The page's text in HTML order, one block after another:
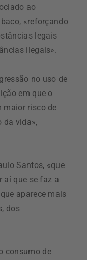
ao
«reforçando
legais
ilegais».
no uso de
em que o
maior risco de
da vida»,
Santos, «que
aí que se faz a
aparece mais
dos
consumo de